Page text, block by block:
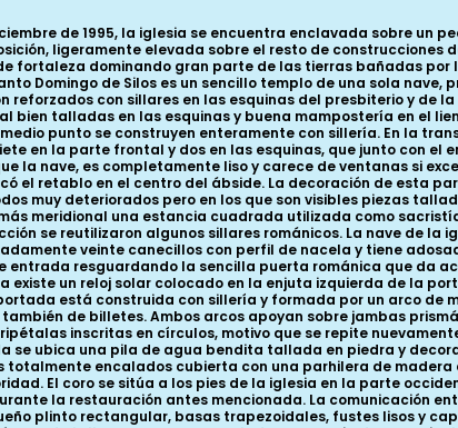
diciembre de 1995, la iglesia se encuentra enclavada sobre
ligeramente elevada sobre el resto de
fortaleza dominando gran parte de las tierras bañadas
Domingo de Silos es un sencillo templo de una sola
reforzados con sillares en las esquinas del presbiterio y de
bien talladas en las esquinas y buena mampostería en el
punto se construyen enteramente con sillería. En la
en la parte frontal y dos en las esquinas, que junto con el
la nave, es completamente liso y carece de ventanas si
el retablo en el centro del ábside. La decoración de esta
muy deteriorados pero en los que son visibles piezas
meridional una estancia cuadrada utilizada como
se reutilizaron algunos sillares románicos. La nave de la
veinte canecillos con perfil de nacela y tiene
entrada resguardando la sencilla puerta románica que da
existe un reloj solar colocado en la enjuta izquierda de la
está construida con sillería y formada por un arco de
de billetes. Ambos arcos apoyan sobre jambas
inscritas en círculos, motivo que se repite
ubica una pila de agua bendita tallada en piedra y
totalmente encalados cubierta con una parhilera de
El coro se sitúa a los pies de la iglesia en la parte
la restauración antes mencionada. La comunicación
plinto rectangular, basas trapezoidales, fustes lisos y